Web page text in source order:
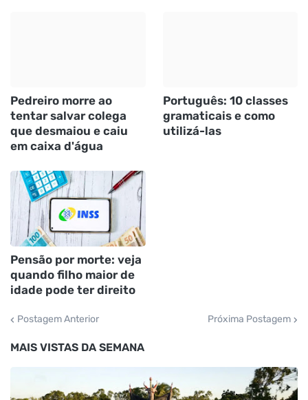
Pedreiro morre ao
tentar salvar colega
que desmaiou e caiu
em caixa d'água
Português: 10 classes
gramaticais e como
utilizá-las
Pensão por morte: veja
quando filho maior de
idade pode ter direito
Postagem Anterior Próxima Postagem
MAIS VISTAS DA SEMANA